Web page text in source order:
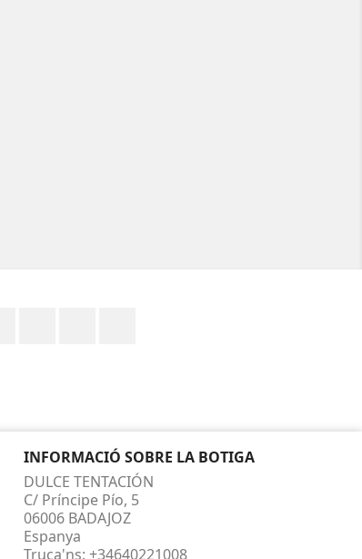
INFORMACIÓ SOBRE LA BOTIGA
DULCE TENTACIÓN
C/ Príncipe Pío, 5
06006 BADAJOZ
Espanya
Truca'ns: +34640221008